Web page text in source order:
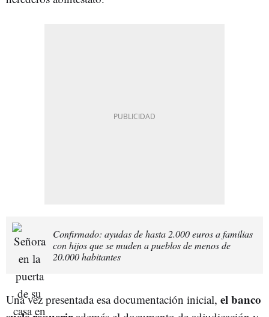
Confirmado: ayudas de hasta 2.000 euros a familias
con hijos que se muden a pueblos de menos de
20.000 habitantes
Una vez presentada esa documentación inicial, el banco